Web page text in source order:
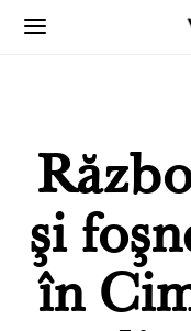
şi
în
CUMPĂRĂ